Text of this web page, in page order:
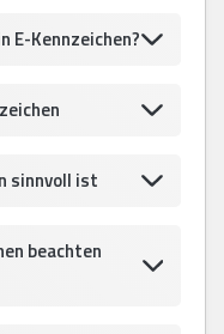
E-Kennzeichen?
sinnvoll ist
beachten